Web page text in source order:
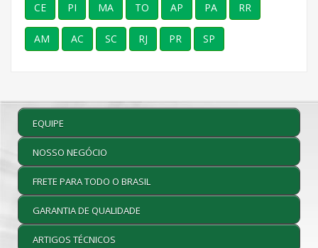
CE PI MA TO AP PA RR
AM AC SC RJ PR SP
EQUIPE
NOSSO NEGÓCIO
FRETE PARA TODO O BRASIL
GARANTIA DE QUALIDADE
ARTIGOS TÉCNICOS